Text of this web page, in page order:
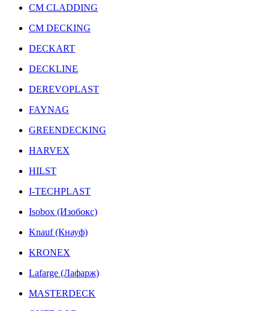
CM CLADDING
CM DECKING
DECKART
DECKLINE
DEREVOPLAST
FAYNAG
GREENDECKING
HARVEX
HILST
I-TECHPLAST
Isobox (Изобокс)
Knauf (Кнауф)
KRONEX
Lafarge (Лафарж)
MASTERDECK